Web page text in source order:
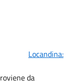
Locandina:
da